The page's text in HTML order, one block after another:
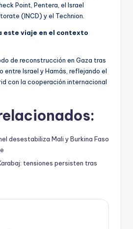
Point, Pentera, el Israel
(INCD) y el Technion.
este viaje en el contexto
de reconstrucción en Gaza tras
entre Israel y Hamás, reflejando el
con la cooperación internacional
desestabiliza Mali y Burkina Faso
tensiones persisten tras